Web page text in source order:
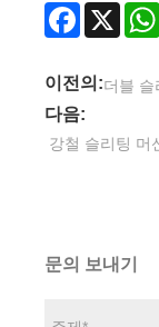
Facebook
X
이전의:더블 슬
다음:
강철 슬리팅 머
문의 보내기